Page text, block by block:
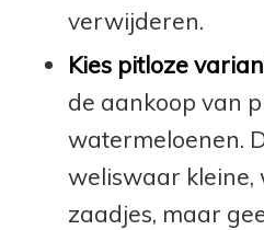
verwijderen.
Kies pitloze
de aankoop van
watermeloenen.
weliswaar kleine,
zaadjes, maar